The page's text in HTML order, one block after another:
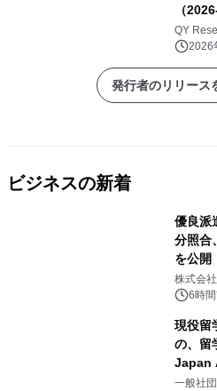
（
QY
2026
発行者のリリース
ビジネスの新着
優良派
分照合
を公開
株式会
6時
現役留
の、留
Japan
をリリ
一般社